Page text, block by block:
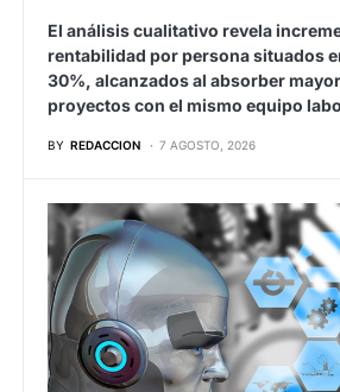
El análisis cualitativo revela
rentabilidad por persona situados
30%, alcanzados al absorber
proyectos con el mismo equipo
BY REDACCION 7 AGOSTO, 2026